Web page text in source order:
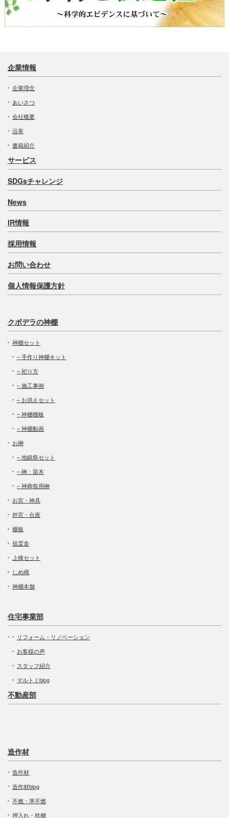
企業情報
企業理念
あいさつ
会社概要
沿革
書籍紹介
サービス
SDGsチャレンジ
News
IR情報
採用情報
お問い合わせ
個人情報保護方針
クボデラの神棚
神棚セット
– 手作り神棚キット
– 祀り方
– 施工事例
– お供えセット
– 神棚棚板
– 神棚動画
お榊
– 地鎮祭セット
– 榊：苗木
– 神葬祭用榊
お宮・神具
外宮・台座
棚板
祖霊舎
上棟セット
しめ縄
神棚本舗
住宅事業部
リフォーム・リノベーション
お客様の声
スタッフ紹介
マルトミblog
不動産部
造作材
造作材
造作材blog
不燃・準不燃
押入れ・枕棚